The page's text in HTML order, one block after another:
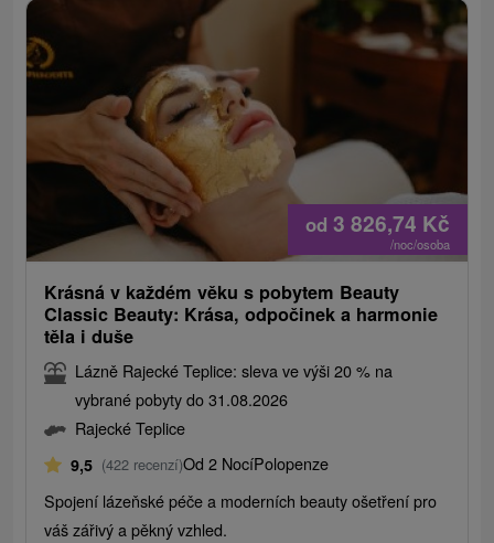
od 3 826,74 Kč
/noc/osoba
Krásná v každém věku s pobytem Beauty
Classic Beauty: Krása, odpočinek a harmonie
těla i duše
Lázně Rajecké Teplice: sleva ve výši 20 % na
vybrané pobyty do 31.08.2026
Rajecké Teplice
9,5 (422 recenzí)Od 2 NocíPolopenze
Spojení lázeňské péče a moderních beauty ošetření pro
váš zářivý a pěkný vzhled.